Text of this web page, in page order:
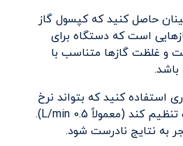
حاصل کنید که کپسول گاز
است که دستگاه برای
و غلظت گازها متناسب با
استفاده کنید که بتواند نرخ
جریان گاز خروجی را به دقت تنظیم کند (معمولاً 0.5 L/min).
به نتایج نادرست شود.